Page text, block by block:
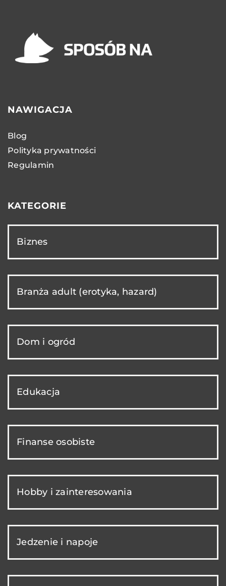
NAWIGACJA
Blog
Polityka prywatności
Regulamin
KATEGORIE
Biznes
Branża adult (erotyka, hazard)
Dom i ogród
Edukacja
Finanse osobiste
Hobby i zainteresowania
Jedzenie i napoje